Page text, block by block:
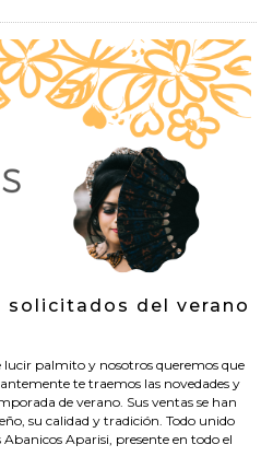
solicitados del verano
palmito y nosotros queremos que
te traemos las novedades y
de verano. Sus ventas se han
su calidad y tradición. Todo unido
Aparisi, presente en todo el